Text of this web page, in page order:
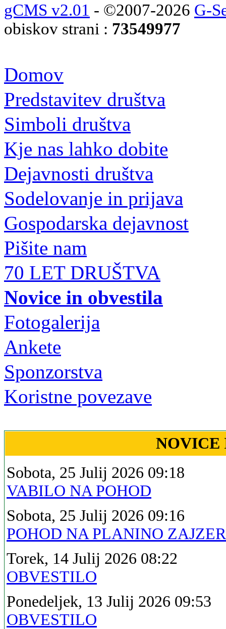
gCMS v2.01 - ©2007-2026 G-
obiskov strani : 73549977
Domov
Predstavitev društva
Simboli društva
Kje nas lahko dobite
Dejavnosti društva
Sodelovanje in prijava
Gospodarska dejavnost
Pišite nam
70 LET DRUŠTVA
Novice in obvestila
Fotogalerija
Ankete
Sponzorstva
Koristne povezave
NOVICE
Sobota, 25 Julij 2026 09:18
VABILO NA POHOD
Sobota, 25 Julij 2026 09:16
POHOD NA PLANINO
Torek, 14 Julij 2026 08:22
OBVESTILO
Ponedeljek, 13 Julij 2026 09:53
OBVESTILO